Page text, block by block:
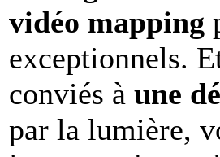
vidéo mapping
exceptionnels.
conviés à une
par la lumière,